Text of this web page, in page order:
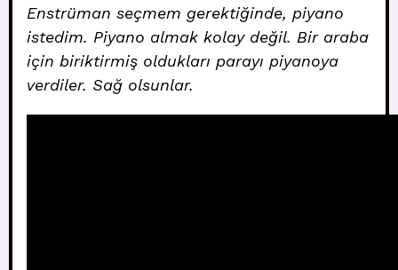
Enstrüman seçmem gerektiğinde, piyano
istedim. Piyano almak kolay değil. Bir araba
için biriktirmiş oldukları parayı piyanoya
verdiler. Sağ olsunlar.